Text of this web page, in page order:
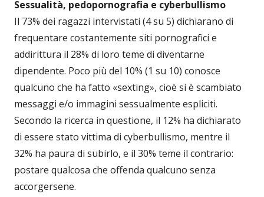
Sessualità, pedopornografia e cyberbullismo
Il 73% dei ragazzi intervistati (4 su 5) dichiarano di
frequentare costantemente siti pornografici e
addirittura il 28% di loro teme di diventarne
dipendente. Poco più del 10% (1 su 10) conosce
qualcuno che ha fatto «sexting», cioè si è scambiato
messaggi e/o immagini sessualmente espliciti.
Secondo la ricerca in questione, il 12% ha dichiarato
di essere stato vittima di cyberbullismo, mentre il
32% ha paura di subirlo, e il 30% teme il contrario:
postare qualcosa che offenda qualcuno senza
accorgersene.